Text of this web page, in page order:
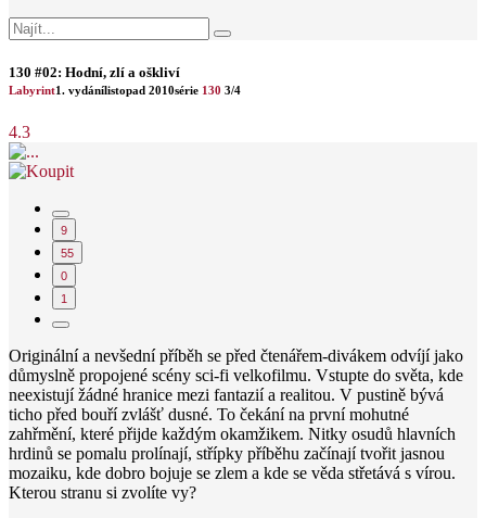
130 #02: Hodní, zlí a oškliví
Labyrint1. vydánílistopad 2010série 130 3/4
4.3
9
55
0
1
Originální a nevšední příběh se před čtenářem-divákem odvíjí jako
důmyslně propojené scény sci-fi velkofilmu. Vstupte do světa, kde
neexistují žádné hranice mezi fantazií a realitou. V pustině bývá
ticho před bouří zvlášť dusné. To čekání na první mohutné
zahřmění, které přijde každým okamžikem. Nitky osudů hlavních
hrdinů se pomalu prolínají, střípky příběhu začínají tvořit jasnou
mozaiku, kde dobro bojuje se zlem a kde se věda střetává s vírou.
Kterou stranu si zvolíte vy?